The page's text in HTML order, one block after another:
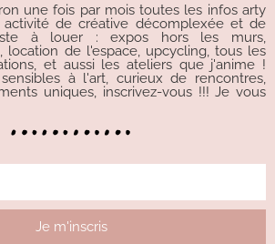
une fois par mois toutes les infos arty
de créative décomplexée et de
à louer : expos hors les murs,
location de l'espace, upcycling, tous les
et aussi les ateliers que j'anime !
à l'art, curieux de rencontres,
uniques, inscrivez-vous !!! Je vous
Je m'inscris